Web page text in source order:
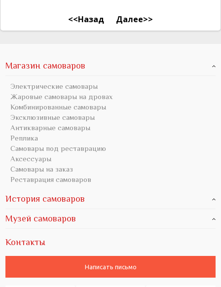
<<Назад Далее>>
Магазин самоваров
Электрические самовары
Жаровые самовары на дровах
Комбинированные самовары
Эксклюзивные самовары
Антикварные самовары
Реплика
Самовары под реставрацию
Аксессуары
Самовары на заказ
Реставрация самоваров
История самоваров
Музей самоваров
Контакты
Написать письмо